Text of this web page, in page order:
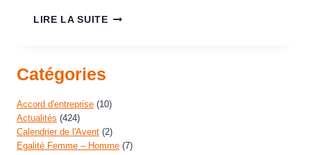
LIRE LA SUITE
Catégories
Accord d'entreprise (10)
Actualités (424)
Calendrier de l'Avent (2)
Egalité Femme – Homme (7)